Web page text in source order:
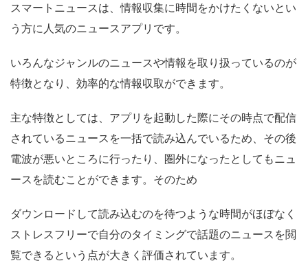
スマートニュースは、情報収集に時間をかけたくないとい
う方に人気のニュースアプリです。
いろんなジャンルのニュースや情報を取り扱っているのが
特徴となり、効率的な情報収取ができます。
主な特徴としては、アプリを起動した際にその時点で配信
されているニュースを一括で読み込んでいるため、その後
電波が悪いところに行ったり、圏外になったとしてもニュ
ースを読むことができます。そのため
ダウンロードして読み込むのを待つような時間がほぼなく
ストレスフリーで自分のタイミングで話題のニュースを閲
覧できるという点が大きく評価されています。